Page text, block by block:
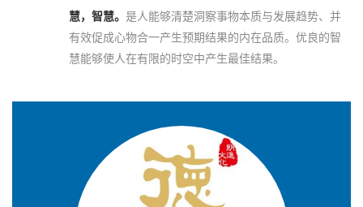
慧，智慧。 是人能够清楚洞察事物本质与发展趋势、并
有效促成心物合一产生预期结果的内在品质。优良的智
慧能够使人在有限的时空中产生最佳结果。